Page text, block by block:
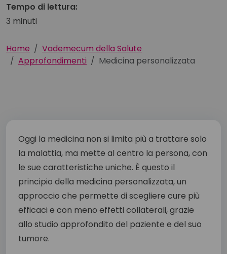
Tempo di lettura:
3 minuti
Home
Vademecum della Salute
Approfondimenti
Medicina personalizzata
Oggi la medicina non si limita più a trattare solo
la malattia, ma mette al centro la persona, con
le sue caratteristiche uniche. È questo il
principio della medicina personalizzata, un
approccio che permette di scegliere cure più
efficaci e con meno effetti collaterali, grazie
allo studio approfondito del paziente e del suo
tumore.